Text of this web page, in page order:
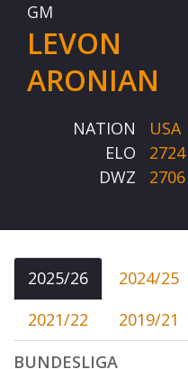
GM
LEVON
ARONIAN
NATION
USA
ELO
2724
DWZ
2706
2025/26 2024/25
2021/22
2019/21
BUNDESLIGA